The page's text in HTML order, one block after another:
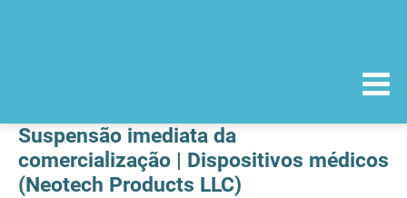
Suspensão imediata da
comercialização | Dispositivos médicos
(Neotech Products LLC)